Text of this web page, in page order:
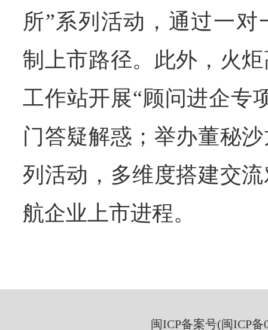
所”系列活动，通过一
制上市路径。此外，火
工作站开展“顾问进企专
门答疑解惑；举办董秘
列活动，多维度搭建交
航企业上市进程。
闽ICP备案号(闽ICP备